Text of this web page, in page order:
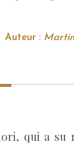
Auteur :
qui a su